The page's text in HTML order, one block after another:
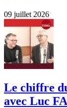
09 juillet 2026
Le chiffre
avec Luc